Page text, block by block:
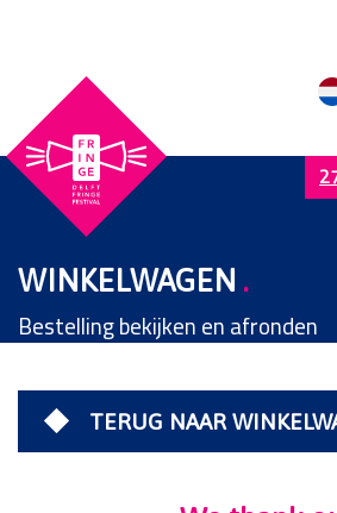
website
bevat
een
toegankelijkheidssysteem.
WINKELWAGEN .
Bestelling bekijken en afronden
TERUG NAAR